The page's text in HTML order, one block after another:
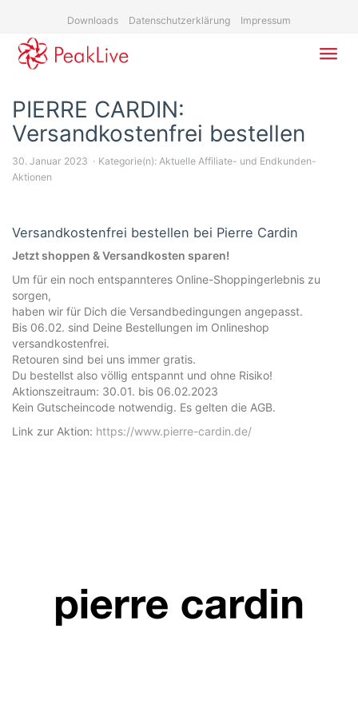
content
Downloads Datenschutzerklärung Impressum
PIERRE CARDIN:
Versandkostenfrei bestellen
30. Januar 2023 Kategorie(n): Aktuelle Affiliate- und Endkunden-
Aktionen
Versandkostenfrei bestellen bei Pierre Cardin
Jetzt shoppen & Versandkosten sparen!
Um für ein noch entspannteres Online-Shoppingerlebnis zu
sorgen,
haben wir für Dich die Versandbedingungen angepasst.
Bis 06.02. sind Deine Bestellungen im Onlineshop
versandkostenfrei.
Retouren sind bei uns immer gratis.
Du bestellst also völlig entspannt und ohne Risiko!
Aktionszeitraum: 30.01. bis 06.02.2023
Kein Gutscheincode notwendig. Es gelten die AGB.
Link zur Aktion: https://www.pierre-cardin.de/